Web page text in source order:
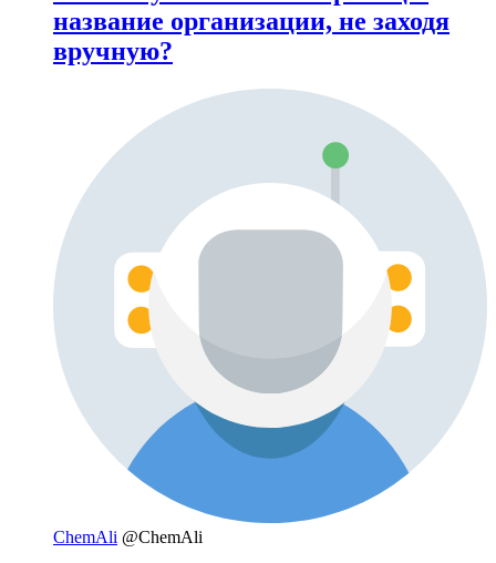
название организации, не заходя
вручную?
ChemAli @ChemAli